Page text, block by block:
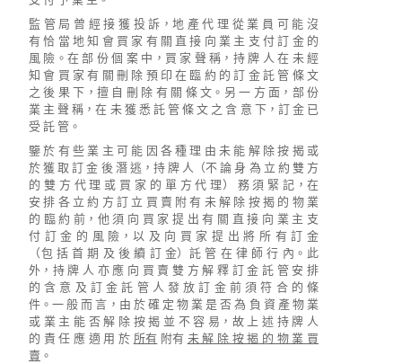
監 管 局 曾 經 接 獲 投 訴，地 產 代 理 從 業 員 可 能 沒
有 恰 當 地 知 會 買 家 有 關 直 接 向 業 主 支 付 訂 金 的
風 險。在 部 份 個 案 中，買 家 聲 稱，持 牌 人 在 未 經
知 會 買 家 有 關 刪 除 預 印 在 臨 約 的 訂 金 託 管 條 文
之 後 果 下，擅 自 刪 除 有 關 條 文。另 一 方 面，部 份
業 主 聲 稱，在 未 獲 悉 託 管 條 文 之 含 意 下，訂 金 已
受 託 管。
鑒 於 有 些 業 主 可 能 因 各 種 理 由 未 能 解 除 按 揭 或
於 獲 取 訂 金 後 潛 逃，持 牌 人（不 論 身 為 立 約 雙 方
的 雙 方 代 理 或 買 家 的 單 方 代 理） 務 須 緊 記，在
安 排 各 立 約 方 訂 立 買 賣 附 有 未 解 除 按 揭 的 物 業
的 臨 約 前，他 須 向 買 家 提 出 有 關 直 接 向 業 主 支
付 訂 金 的 風 險，以 及 向 買 家 提 出 將 所 有 訂 金
（包 括 首 期 及 後 續 訂 金）託 管 在 律 師 行 內。此
外，持 牌 人 亦 應 向 買 賣 雙 方 解 釋 訂 金 託 管 安 排
的 含 意 及 訂 金 託 管 人 發 放 訂 金 前 須 符 合 的 條
件。一 般 而 言，由 於 確 定 物 業 是 否 為 負 資 產 物 業
或 業 主 能 否 解 除 按 揭 並 不 容 易，故 上 述 持 牌 人
的 責 任 應 適 用 於 所有 附有 未 解 除 按 揭 的 物 業 買
賣 。